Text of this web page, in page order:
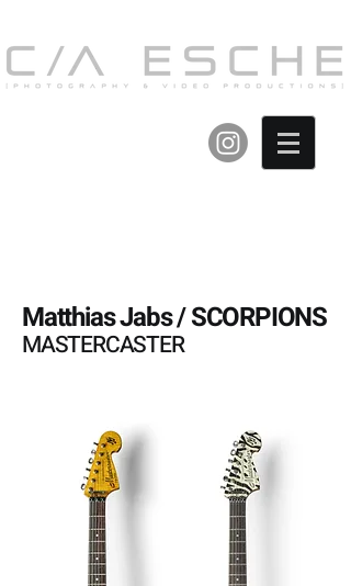
Matthias Jabs / SCORPIONS
MASTERCASTER